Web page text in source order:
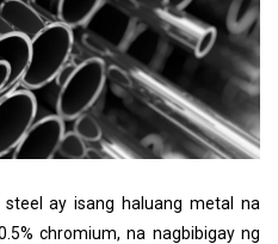
steel ay isang haluang metal na
chromium, na nagbibigay ng